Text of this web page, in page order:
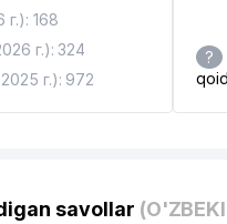
168
г.): 324
г.): 972
?
savollar